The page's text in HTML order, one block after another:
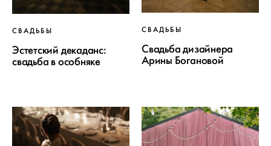
СВАДЬБЫ
Эстетский декаданс:
свадьба в особняке
СВАДЬБЫ
Свадьба дизайнера
Арины Богановой